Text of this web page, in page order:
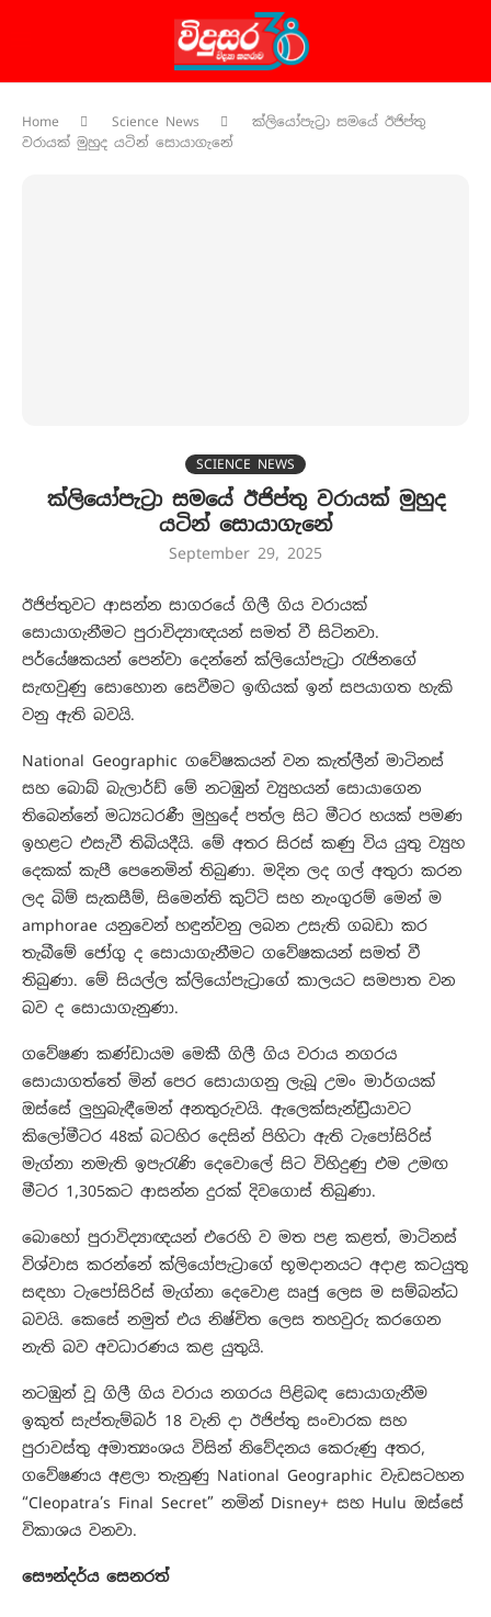
Home Science News
ක්ලියෝපැට්‍රා සමයේ ඊජිප්තු
වරායක් මුහුද යටින් සොයාගැනේ
SCIENCE NEWS
ක්ලියෝපැට්‍රා සමයේ ඊජිප්තු වරායක් මුහුද
යටින් සොයාගැනේ
September 29, 2025
ඊජිප්තුවට ආසන්න සාගරයේ ගිලී ගිය වරායක්
සොයාගැනීමට පුරාවිද්‍යාඥයන් සමත් වී සිටිනවා.
පර්යේෂකයන් පෙන්වා දෙන්නේ ක්ලියෝපැට්‍රා රැජිනගේ
සැඟවුණු සොහොන සෙවීමට ඉඟියක් ඉන් සපයාගත හැකි
වනු ඇති බවයි.
National Geographic ගවේෂකයන් වන කැත්ලීන් මාටිනස්
සහ බොබ් බැලාර්ඩ් මේ නටඹුන් ව්‍යුහයන් සොයාගෙන
තිබෙන්නේ මධ්‍යධරණී මුහුදේ පත්ල සිට මීටර හයක් පමණ
ඉහළට එසැවී තිබියදීයි. මේ අතර සිරස් කණු විය යුතු ව්‍යුහ
දෙකක් කැපී පෙනෙමින් තිබුණා. මදින ලද ගල් අතුරා කරන
ලද බිම් සැකසීම්, සිමෙන්ති කුට්ටි සහ නැංගුරම් මෙන් ම
amphorae යනුවෙන් හඳුන්වනු ලබන උසැති ගබඩා කර
තැබීමේ ජෝගු ද සොයාගැනීමට ගවේෂකයන් සමත් වී
තිබුණා. මේ සියල්ල ක්ලියෝපැට්‍රාගේ කාලයට සමපාත වන
බව ද සොයාගැනුණා.
ගවේෂණ කණ්ඩායම මෙකී ගිලී ගිය වරාය නගරය
සොයාගත්තේ මින් පෙර සොයාගනු ලැබූ උමං මාර්ගයක්
ඔස්සේ ලුහුබැඳීමෙන් අනතුරුවයි. ඇලෙක්සැන්ඩ්‍රියාවට
කිලෝමීටර 48ක් බටහිර දෙසින් පිහිටා ඇති ටැපෝසිරිස්
මැග්නා නමැති ඉපැරැණි දෙවොලේ සිට විහිදුණු එම උමඟ
මීටර 1,305කට ආසන්න දුරක් දිවගොස් තිබුණා.
බොහෝ පුරාවිද්‍යාඥයන් එරෙහි ව මත පළ කළත්, මාටිනස්
විශ්වාස කරන්නේ ක්ලියෝපැට්‍රාගේ භූමදානයට අදාළ කටයුතු
සඳහා ටැපෝසිරිස් මැග්නා දෙවොළ ඍජු ලෙස ම සම්බන්ධ
බවයි. කෙසේ නමුත් එය නිෂ්චිත ලෙස තහවුරු කරගෙන
නැති බව අවධාරණය කළ යුතුයි.
නටඹුන් වූ ගිලී ගිය වරාය නගරය පිළිබඳ සොයාගැනීම
ඉකුත් සැප්තැම්බර් 18 වැනි දා ඊජිප්තු සංචාරක සහ
පුරාවස්තු අමාත්‍යංශය විසින් නිවේදනය කෙරුණු අතර,
ගවේෂණය අළලා තැනුණු National Geographic වැඩසටහන
“Cleopatra’s Final Secret” නමින් Disney+ සහ Hulu ඔස්සේ
විකාශය වනවා.
සෞන්දර්ය සෙනරත්